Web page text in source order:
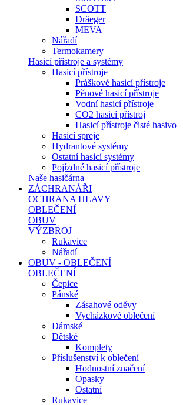
SCOTT
Dräeger
MEVA
Nářadí
Termokamery
Hasicí přístroje a systémy
Hasicí přístroje
Práškové hasicí přístroje
Pěnové hasicí přístroje
Vodní hasicí přístroje
CO2 hasicí přístroj
Hasicí přístroje čisté hasivo
Hasicí spreje
Hydrantové systémy
Ostatní hasicí systémy
Pojízdné hasicí přístroje
Naše hasičárna
ZÁCHRANÁŘI
OCHRANA HLAVY
OBLEČENÍ
OBUV
VÝZBROJ
Rukavice
Nářadí
OBUV - OBLEČENÍ
OBLEČENÍ
Čepice
Pánské
Zásahové oděvy
Vycházkové oblečení
Dámské
Dětské
Komplety
Příslušenství k oblečení
Hodnostní značení
Opasky
Ostatní
Rukavice